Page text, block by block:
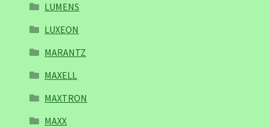
LUMENS
LUXEON
MARANTZ
MAXELL
MAXTRON
MAXX